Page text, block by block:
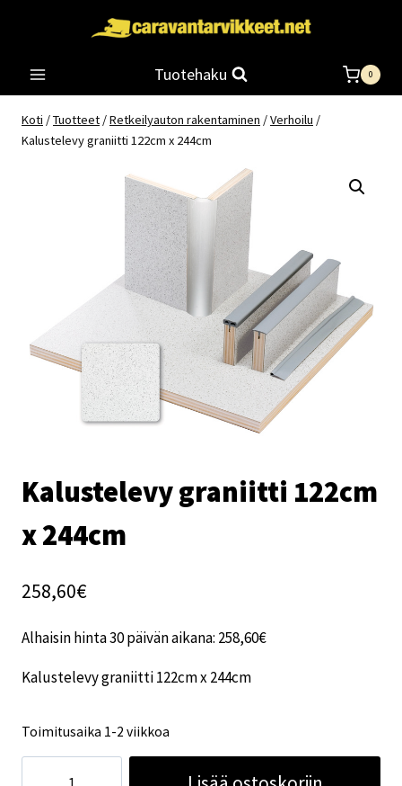
Tuotehaku 0
Koti /Tuotteet /Retkeilyauton rakentaminen /Verhoilu /
Kalustelevy graniitti 122cm x 244cm
Kalustelevy graniitti 122cm
x 244cm
258,60€
Alhaisin hinta 30 päivän aikana: 258,60€
Kalustelevy graniitti 122cm x 244cm
Toimitusaika 1-2 viikkoa